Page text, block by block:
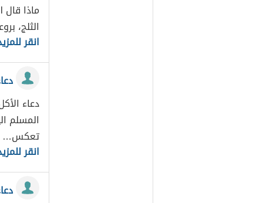
ماذا قال
الثلج،
انقر
دعاء
المسلم
تعكس…
انقر